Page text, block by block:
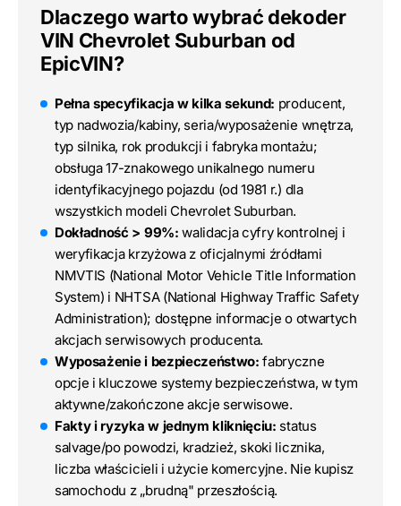
Dlaczego warto wybrać dekoder
VIN Chevrolet Suburban od
EpicVIN?
Pełna specyfikacja w kilka sekund: producent,
typ nadwozia/kabiny, seria/wyposażenie wnętrza,
typ silnika, rok produkcji i fabryka montażu;
obsługa 17-znakowego unikalnego numeru
identyfikacyjnego pojazdu (od 1981 r.) dla
wszystkich modeli Chevrolet Suburban.
Dokładność > 99%: walidacja cyfry kontrolnej i
weryfikacja krzyżowa z oficjalnymi źródłami
NMVTIS (National Motor Vehicle Title Information
System) i NHTSA (National Highway Traffic Safety
Administration); dostępne informacje o otwartych
akcjach serwisowych producenta.
Wyposażenie i bezpieczeństwo: fabryczne
opcje i kluczowe systemy bezpieczeństwa, w tym
aktywne/zakończone akcje serwisowe.
Fakty i ryzyka w jednym kliknięciu: status
salvage/po powodzi, kradzież, skoki licznika,
liczba właścicieli i użycie komercyjne. Nie kupisz
samochodu z „brudną" przeszłością.